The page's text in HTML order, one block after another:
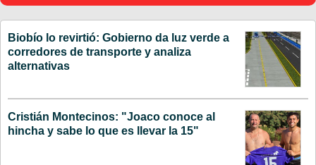
Biobío lo revirtió: Gobierno da luz verde a
corredores de transporte y analiza
alternativas
Cristián Montecinos: "Joaco conoce al
hincha y sabe lo que es llevar la 15"